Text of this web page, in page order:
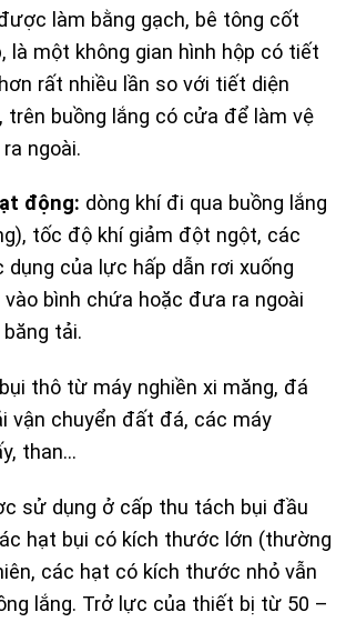
làm bằng gạch, bê tông cốt
là một không gian hình hộp có tiết
rất nhiều lần so với tiết diện
trên buồng lắng có cửa để làm vệ
ngoài.
động: dòng khí đi qua buồng lắng
tốc độ khí giảm đột ngột, các
của lực hấp dẫn rơi xuống
bình chứa hoặc đưa ra ngoài
tải.
thô từ máy nghiền xi măng, đá
vận chuyển đất đá, các máy
than…
sử dụng ở cấp thu tách bụi đầu
hạt bụi có kích thước lớn (thường
các hạt có kích thước nhỏ vẫn
lắng. Trở lực của thiết bị từ 50 –